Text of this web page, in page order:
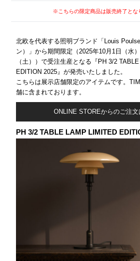
※こちらの限定商品は販売終了と
北欧を代表する照明ブランド「Louis
ン）」から期間限定（2025年10月1日（水
（土））で受注生産となる『PH 3/2
EDITION 2025』が発売いたしました。
こちらは展示店舗限定のアイテムです。
舗に含まれております。
ONLINE STOREからのご注文
PH 3/2 TABLE LAMP LIMITED